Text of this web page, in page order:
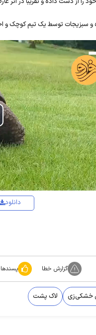
و سبزیجات توسط یک تیم کوچک
دانلود
گزارش خطا پسندها:
خشکی‌زی لاک پشت